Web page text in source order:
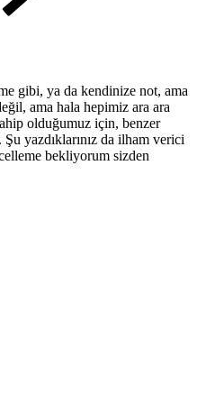
gibi, ya da kendinize not, ama
ama hala hepimiz ara ara
olduğumuz için, benzer
yazdıklarınız da ilham verici
bekliyorum sizden